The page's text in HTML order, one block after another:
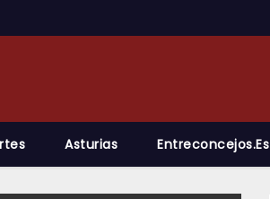
Asturias Entreconcejos.es